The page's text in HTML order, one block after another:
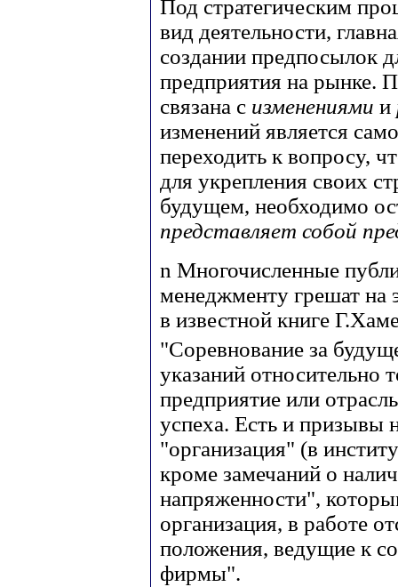
Под стратегическим
вид деятельности,
создании предпосылок
предприятия на рынке.
связана с изменениями и
изменений является
переходить к вопросу,
для укрепления своих
будущем, необходимо
представляет собой
n Многочисленные
менеджменту грешат на
в известной книге
"Соревнование за
указаний относительно
предприятие или
успеха. Есть и призывы
"организация" (в
кроме замечаний о
напряженности",
организация, в работе
положения, ведущие к
фирмы".